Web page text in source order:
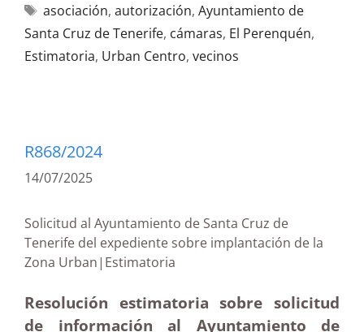
asociación, autorización, Ayuntamiento de
Santa Cruz de Tenerife, cámaras, El Perenquén,
Estimatoria, Urban Centro, vecinos
R868/2024
14/07/2025
Solicitud al Ayuntamiento de Santa Cruz de
Tenerife del expediente sobre implantación de la
Zona Urban|Estimatoria
Resolución estimatoria sobre solicitud
de información al Ayuntamiento de